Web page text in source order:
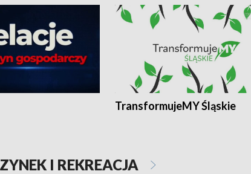
TransformujeMY Śląskie
I REKREACJA